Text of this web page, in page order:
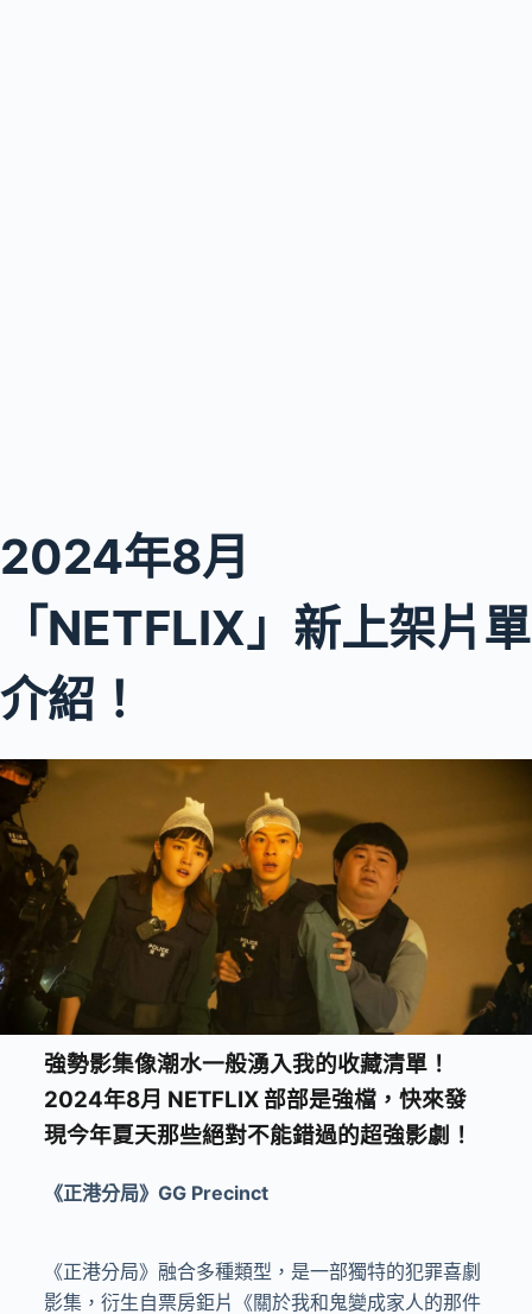
2024年8月
「NETFLIX」新上架片單
介紹！
強勢影集像潮水一般湧入我的收藏清單！
2024年8月 NETFLIX 部部是強檔，快來發
現今年夏天那些絕對不能錯過的超強影劇！
《正港分局》GG Precinct
《正港分局》融合多種類型，是一部獨特的犯罪喜劇
影集，衍生自票房鉅片《關於我和鬼變成家人的那件